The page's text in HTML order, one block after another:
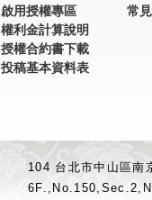
啟用授權專區
權利金計算說明
授權合約書下載
投稿基本資料表
常
104 台北市中山區